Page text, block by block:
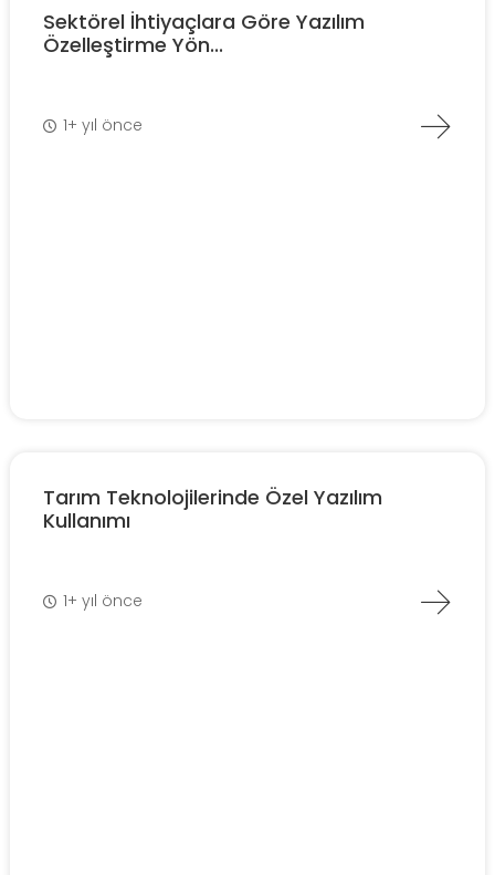
Sektörel İhtiyaçlara Göre Yazılım
Özelleştirme Yön...
1+ yıl önce
Tarım Teknolojilerinde Özel Yazılım
Kullanımı
1+ yıl önce